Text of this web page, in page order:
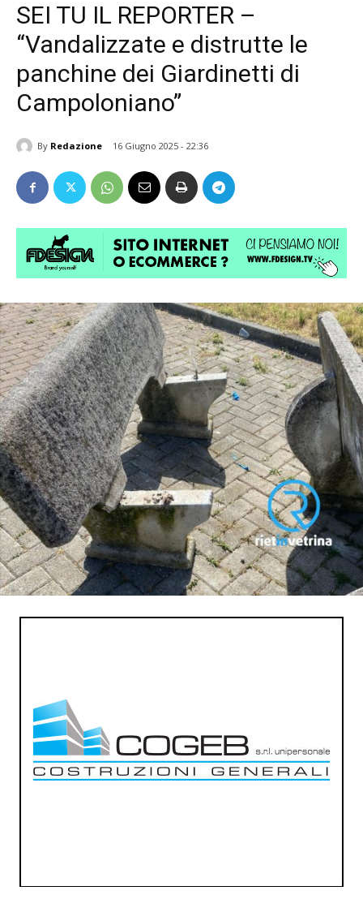
SEI TU IL REPORTER –
“Vandalizzate e distrutte le
panchine dei Giardinetti di
Campoloniano”
By Redazione 16 Giugno 2025 - 22:36